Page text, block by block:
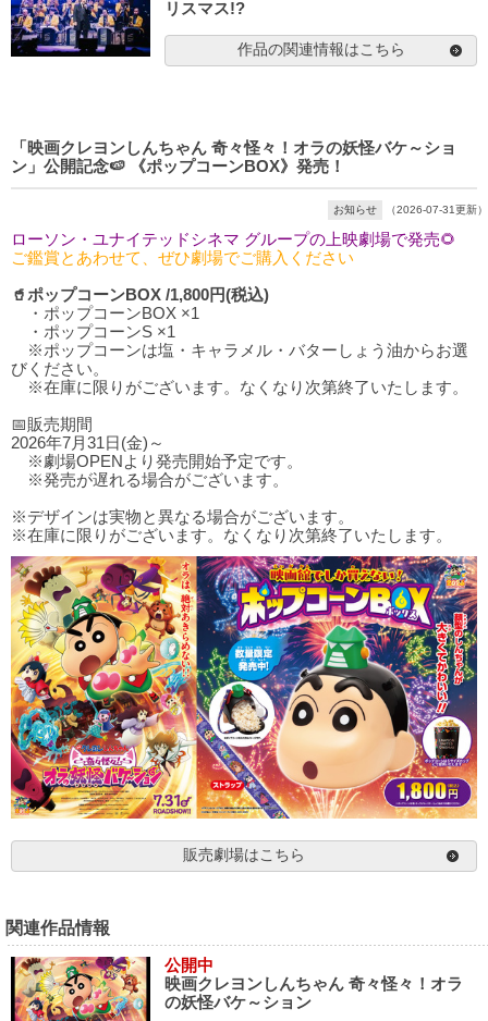
リスマス!?
作品の関連情報はこちら
「映画クレヨンしんちゃん 奇々怪々！オラの妖怪バケ～ショ
ン」公開記念🍉 《ポップコーンBOX》発売！
お知らせ （2026-07-31更新）
ローソン・ユナイテッドシネマ グループの上映劇場で発売🌻
ご鑑賞とあわせて、ぜひ劇場でご購入ください
🥤ポップコーンBOX /1,800円(税込)
・ポップコーンBOX ×1
・ポップコーンS ×1
※ポップコーンは塩・キャラメル・バターしょう油からお選
びください。
※在庫に限りがございます。なくなり次第終了いたします。
📅販売期間
2026年7月31日(金)～
※劇場OPENより発売開始予定です。
※発売が遅れる場合がございます。
※デザインは実物と異なる場合がございます。
※在庫に限りがございます。なくなり次第終了いたします。
販売劇場はこちら
関連作品情報
公開中
映画クレヨンしんちゃん 奇々怪々！オラ
の妖怪バケ～ション